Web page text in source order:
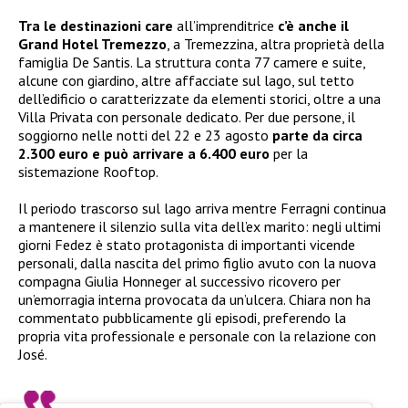
Tra le destinazioni care all’imprenditrice c’è anche il
Grand Hotel Tremezzo, a Tremezzina, altra proprietà della
famiglia De Santis. La struttura conta 77 camere e suite,
alcune con giardino, altre affacciate sul lago, sul tetto
dell’edificio o caratterizzate da elementi storici, oltre a una
Villa Privata con personale dedicato. Per due persone, il
soggiorno nelle notti del 22 e 23 agosto parte da circa
2.300 euro e può arrivare a 6.400 euro per la
sistemazione Rooftop.
Il periodo trascorso sul lago arriva mentre Ferragni continua
a mantenere il silenzio sulla vita dell’ex marito: negli ultimi
giorni Fedez è stato protagonista di importanti vicende
personali, dalla nascita del primo figlio avuto con la nuova
compagna Giulia Honneger al successivo ricovero per
un’emorragia interna provocata da un’ulcera. Chiara non ha
commentato pubblicamente gli episodi, preferendo la
propria vita professionale e personale con la relazione con
José.